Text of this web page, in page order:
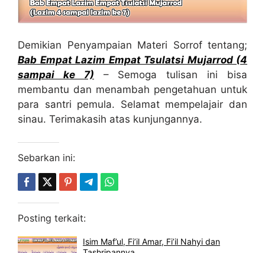
Demikian Penyampaian Materi Sorrof tentang;
Bab Empat Lazim Empat Tsulatsi Mujarrod (4
sampai ke 7) – Semoga tulisan ini bisa
membantu dan menambah pengetahuan untuk
para santri pemula. Selamat mempelajair dan
sinau. Terimakasih atas kunjungannya.
Sebarkan ini:
Posting terkait:
Isim Maf’ul, Fi’il Amar, Fi’il Nahyi dan